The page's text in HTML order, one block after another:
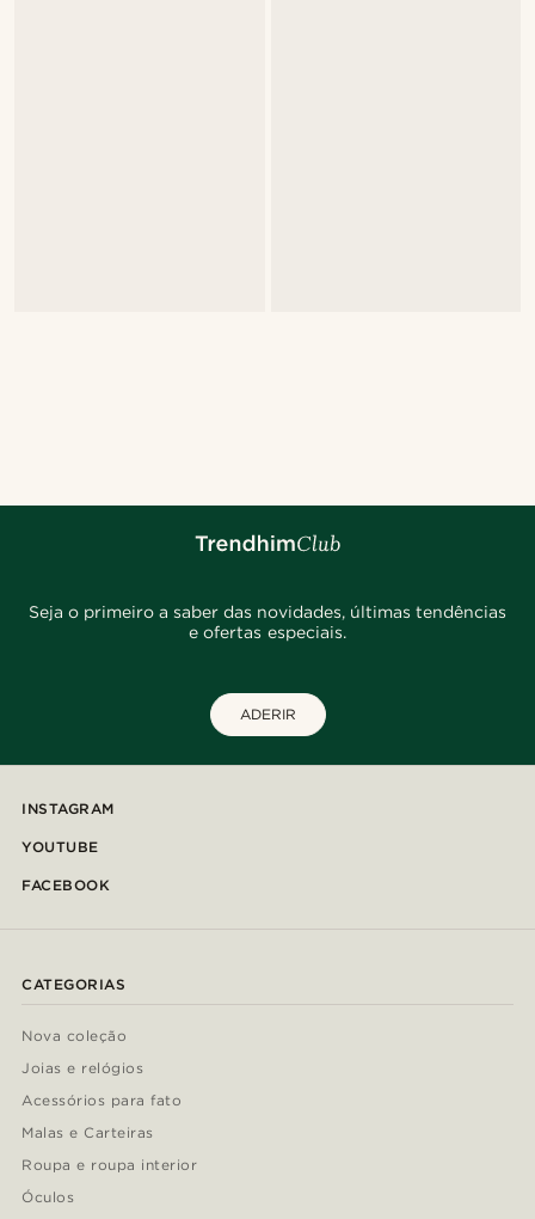
Seja o primeiro a saber das novidades, últimas tendências
e ofertas especiais.
ADERIR
INSTAGRAM
YOUTUBE
FACEBOOK
CATEGORIAS
Nova coleção
Joias e relógios
Acessórios para fato
Malas e Carteiras
Roupa e roupa interior
Óculos